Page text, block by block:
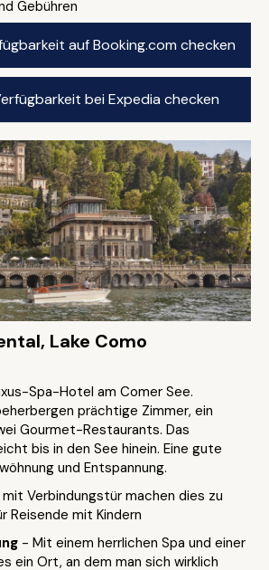
Gebühren
auf Booking.com checken
bei Expedia checken
Lake Como
Spa-Hotel am Comer See.
prächtige Zimmer, ein
Gourmet-Restaurants. Das
bis in den See hinein. Eine gute
und Entspannung.
Verbindungstür machen dies zu
Reisende mit Kindern
- Mit einem herrlichen Spa und einer
ein Ort, an dem man sich wirklich